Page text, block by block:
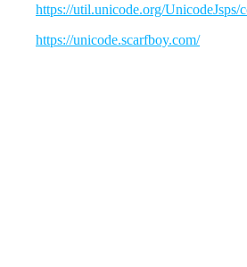
https://util.unicode.org/UnicodeJsps/
https://unicode.scarfboy.com/